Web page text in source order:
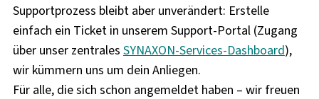
Supportprozess bleibt aber unverändert: Erstelle
einfach ein Ticket in unserem Support-Portal (Zugang
über unser zentrales SYNAXON-Services-Dashboard),
wir kümmern uns um dein Anliegen.
Für alle, die sich schon angemeldet haben – wir freuen